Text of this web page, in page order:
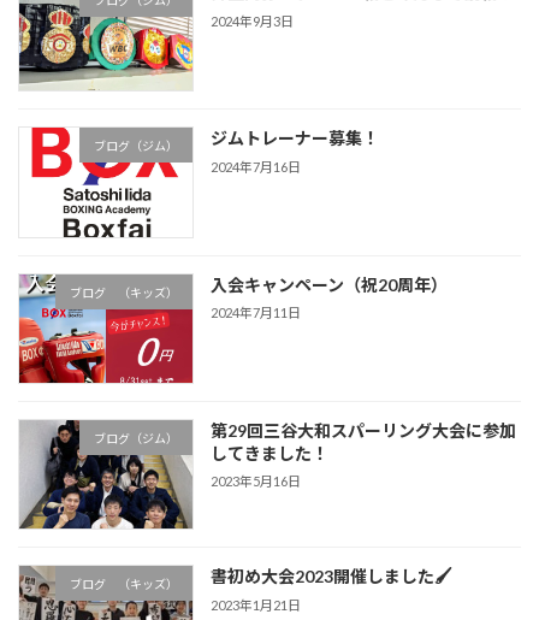
2024年9月3日
ブログ（ジム） ジムトレーナー募集！
2024年7月16日
ブログ （キッズ） 入会キャンペーン（祝20周年）
2024年7月11日
ブログ（ジム）
第29回三谷大和スパーリング大会に参加
してきました！
2023年5月16日
ブログ （キッズ） 書初め大会2023開催しました🖌
2023年1月21日